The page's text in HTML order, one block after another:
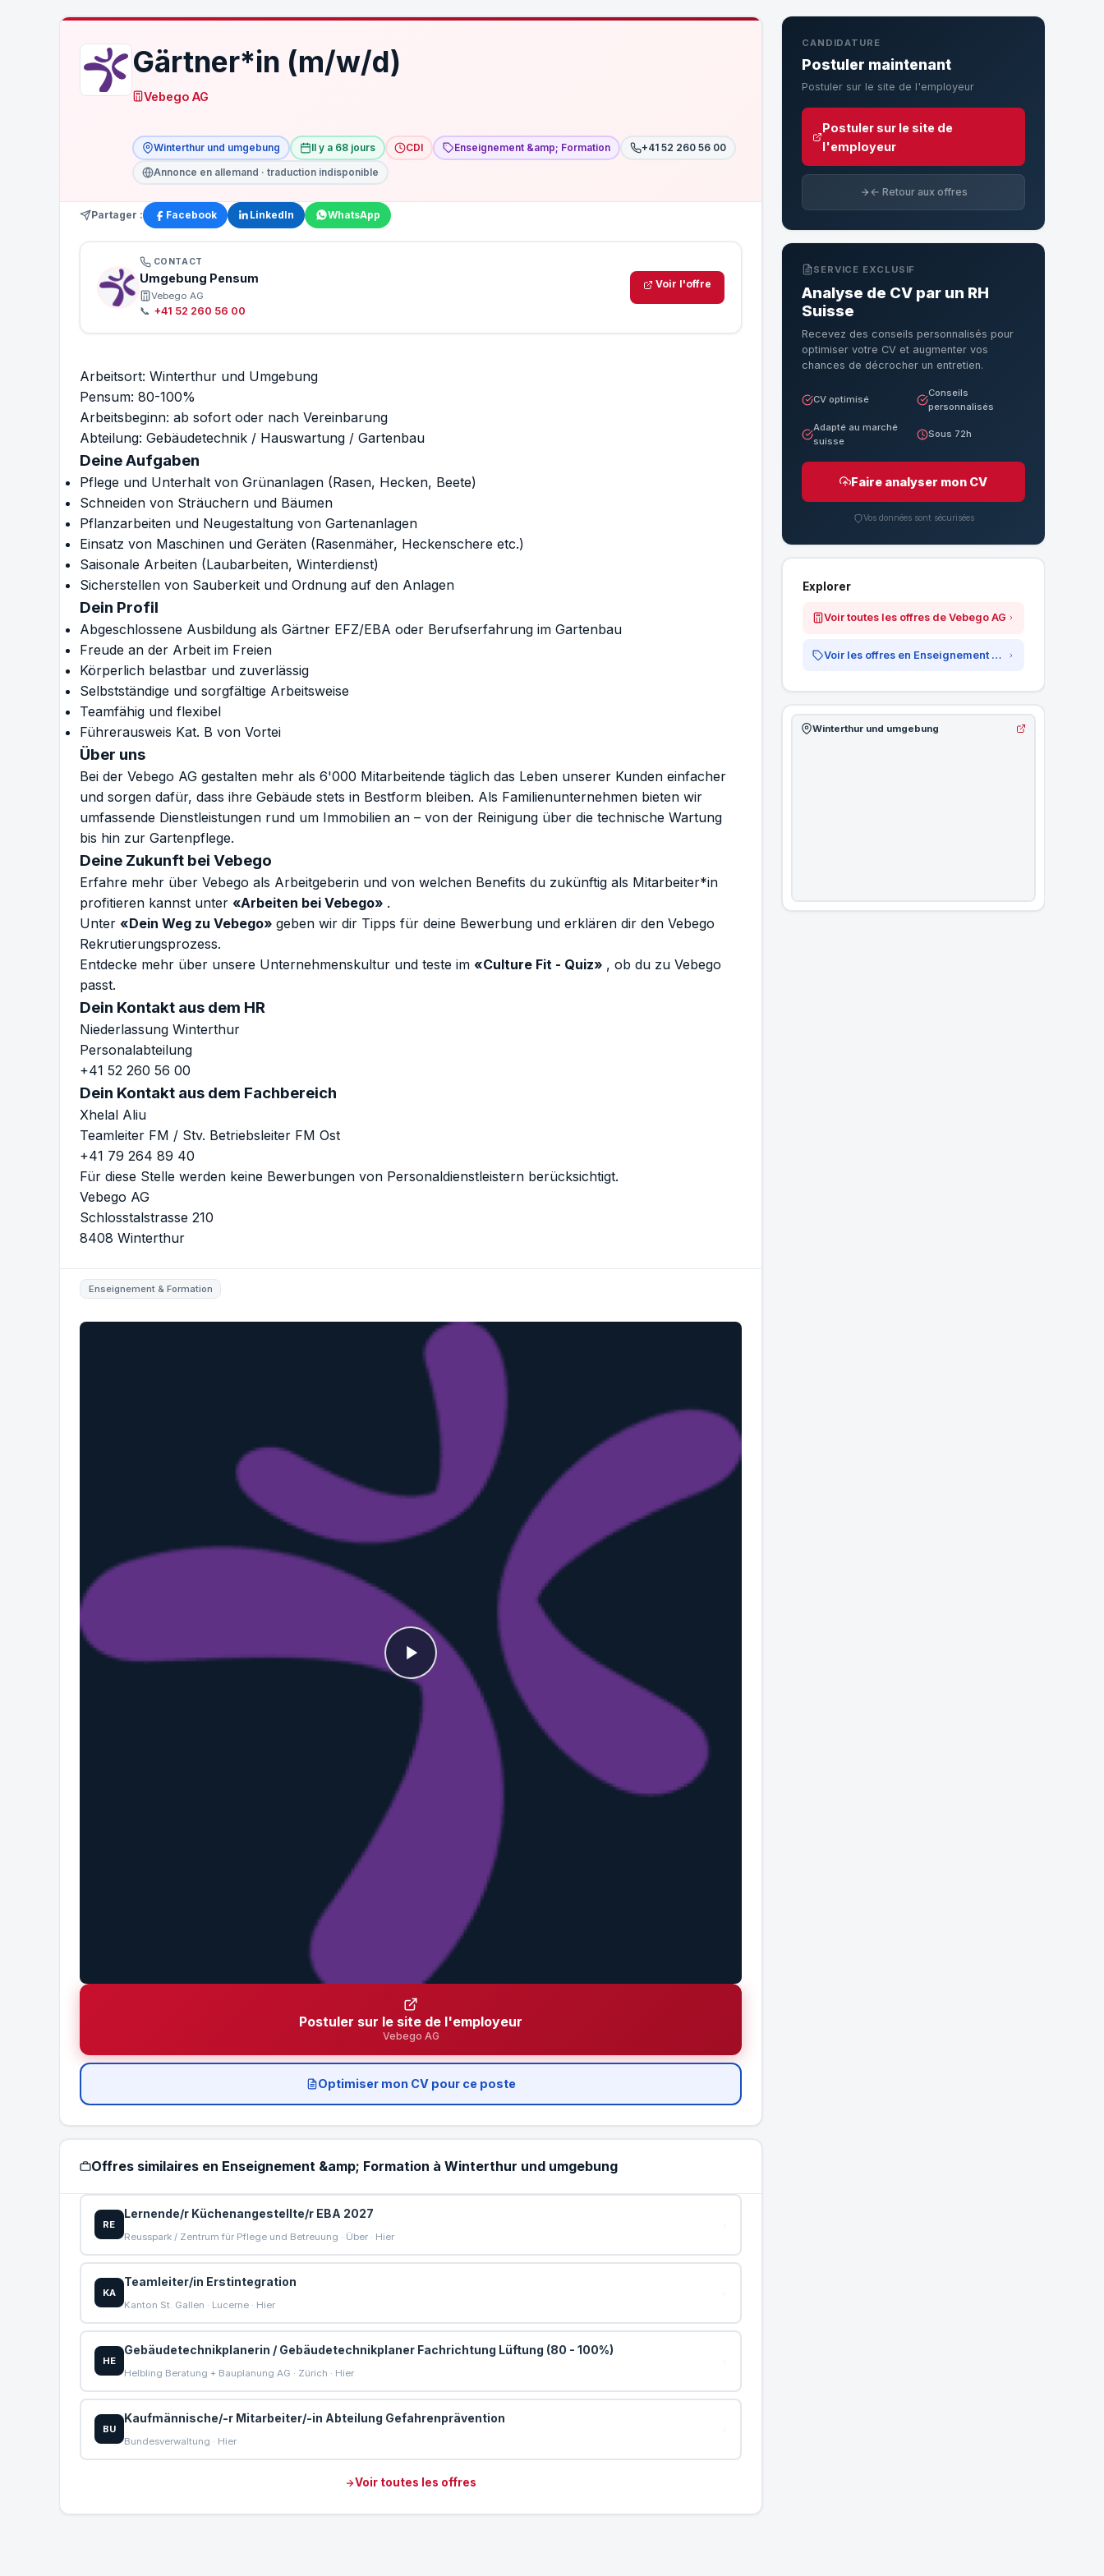
Gärtner*in (m/w/d)
Vebego AG
Winterthur und umgebung Il y a 68 jours CDI Enseignement &amp; Formation
+41 52 260 56 00
Annonce en allemand · traduction indisponible
Partager : Facebook LinkedIn WhatsApp
CONTACT
Umgebung Pensum
Vebego AG
📞 +41 52 260 56 00
Voir l'offre
Arbeitsort: Winterthur und Umgebung
Pensum: 80-100%
Arbeitsbeginn: ab sofort oder nach Vereinbarung
Abteilung: Gebäudetechnik / Hauswartung / Gartenbau
Deine Aufgaben
Pflege und Unterhalt von Grünanlagen (Rasen, Hecken, Beete)
Schneiden von Sträuchern und Bäumen
Pflanzarbeiten und Neugestaltung von Gartenanlagen
Einsatz von Maschinen und Geräten (Rasenmäher, Heckenschere etc.)
Saisonale Arbeiten (Laubarbeiten, Winterdienst)
Sicherstellen von Sauberkeit und Ordnung auf den Anlagen
Dein Profil
Abgeschlossene Ausbildung als Gärtner EFZ/EBA oder Berufserfahrung im Gartenbau
Freude an der Arbeit im Freien
Körperlich belastbar und zuverlässig
Selbstständige und sorgfältige Arbeitsweise
Teamfähig und flexibel
Führerausweis Kat. B von Vortei
Über uns
Bei der Vebego AG gestalten mehr als 6'000 Mitarbeitende täglich das Leben unserer Kunden einfacher
und sorgen dafür, dass ihre Gebäude stets in Bestform bleiben. Als Familienunternehmen bieten wir
umfassende Dienstleistungen rund um Immobilien an – von der Reinigung über die technische Wartung
bis hin zur Gartenpflege.
Deine Zukunft bei Vebego
Erfahre mehr über Vebego als Arbeitgeberin und von welchen Benefits du zukünftig als Mitarbeiter*in
profitieren kannst unter «Arbeiten bei Vebego» .
Unter «Dein Weg zu Vebego» geben wir dir Tipps für deine Bewerbung und erklären dir den Vebego
Rekrutierungsprozess.
Entdecke mehr über unsere Unternehmenskultur und teste im «Culture Fit - Quiz» , ob du zu Vebego
passt.
Dein Kontakt aus dem HR
Niederlassung Winterthur
Personalabteilung
+41 52 260 56 00
Dein Kontakt aus dem Fachbereich
Xhelal Aliu
Teamleiter FM / Stv. Betriebsleiter FM Ost
+41 79 264 89 40
Für diese Stelle werden keine Bewerbungen von Personaldienstleistern berücksichtigt.
Vebego AG
Schlosstalstrasse 210
8408 Winterthur
Enseignement & Formation
Postuler sur le site de l'employeur
Vebego AG
Optimiser mon CV pour ce poste
Offres similaires en Enseignement &amp; Formation à Winterthur und umgebung
RE
Lernende/r Küchenangestellte/r EBA 2027
Reusspark / Zentrum für Pflege und Betreuung · Über · Hier
KA
Teamleiter/in Erstintegration
Kanton St. Gallen · Lucerne · Hier
HE
Gebäudetechnikplanerin / Gebäudetechnikplaner Fachrichtung Lüftung (80 - 100%)
Helbling Beratung + Bauplanung AG · Zürich · Hier
BU
Kaufmännische/-r Mitarbeiter/-in Abteilung Gefahrenprävention
Bundesverwaltung · Hier
Voir toutes les offres
CANDIDATURE
Postuler maintenant
Postuler sur le site de l'employeur
Postuler sur le site de
l'employeur
← Retour aux offres
SERVICE EXCLUSIF
Analyse de CV par un RH
Suisse
Recevez des conseils personnalisés pour
optimiser votre CV et augmenter vos
chances de décrocher un entretien.
CV optimisé
Conseils
personnalisés
Adapté au marché
suisse
Sous 72h
Faire analyser mon CV
Vos données sont sécurisées
Explorer
Voir toutes les offres de Vebego AG
Voir les offres en Enseignement &amp; Formation
Winterthur und umgebung